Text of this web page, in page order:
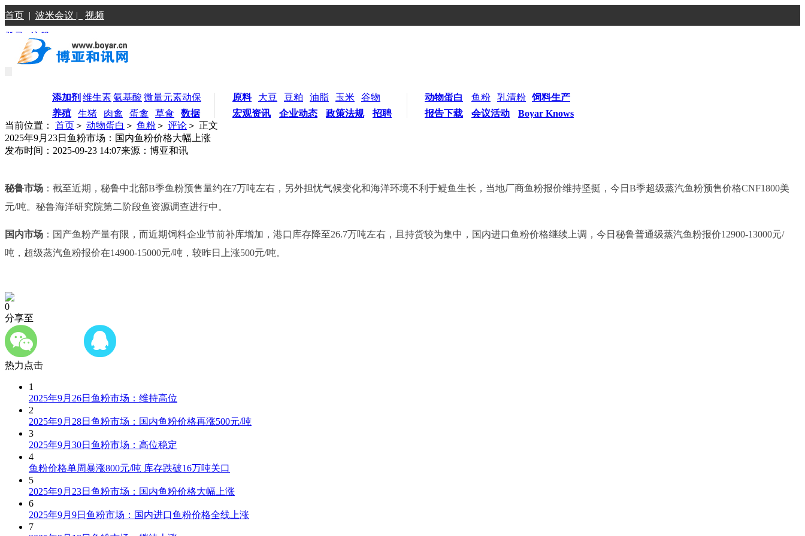
首页 | 波米会议 | 视频
登录 |注册
添加剂 维生素氨基酸 微量元素动保
养殖
生猪 肉禽 蛋禽 草食 数据
原料 大豆 豆粕 油脂 玉米
谷物
宏观资讯
企业动态 政策法规 招聘
动物蛋白 鱼粉 乳清粉 饲料生产
报告下载
会议活动
Boyar Knows
当前位置： 首页 ＞ 动物蛋白 ＞ 鱼粉 ＞ 评论 ＞ 正文
2025年9月23日鱼粉市场：国内鱼粉价格大幅上涨
发布时间：2025-09-23 14:07来源：博亚和讯
秘鲁市场 ：截至近期，秘鲁中北部B季鱼粉预售量约在7万吨左右，另外担忧气候变化和海洋环境不利于鳀鱼生长，当地厂商鱼粉报价维持坚挺，今日B季超级蒸汽鱼粉预售价格CNF1800美
元/吨。秘鲁海洋研究院第二阶段鱼资源调查进行中。
国内市场 ：国产鱼粉产量有限，而近期饲料企业节前补库增加，港口库存降至26.7万吨左右，且持货较为集中，国内进口鱼粉价格继续上调，今日秘鲁普通级蒸汽鱼粉报价12900-13000元/
吨，超级蒸汽鱼粉报价在14900-15000元/吨，较昨日上涨500元/吨。
0
分享至
热力点击
1
2025年9月26日鱼粉市场：维持高位
2
2025年9月28日鱼粉市场：国内鱼粉价格再涨500元/吨
3
2025年9月30日鱼粉市场：高位稳定
4
鱼粉价格单周暴涨800元/吨 库存跌破16万吨关口
5
2025年9月23日鱼粉市场：国内鱼粉价格大幅上涨
6
2025年9月9日鱼粉市场：国内进口鱼粉价格全线上涨
7